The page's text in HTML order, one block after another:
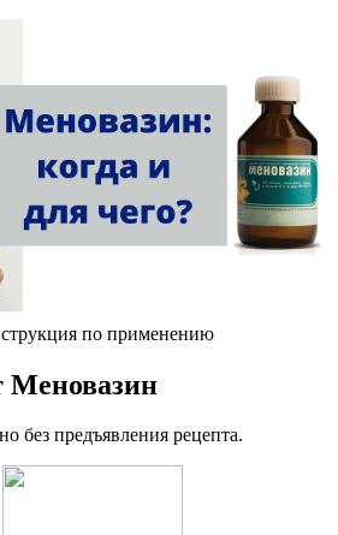
по применению
Меновазин
без предъявления рецепта.